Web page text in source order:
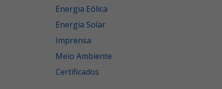
Energia Eólica
Energia Solar
Imprensa
Meio Ambiente
Certificados